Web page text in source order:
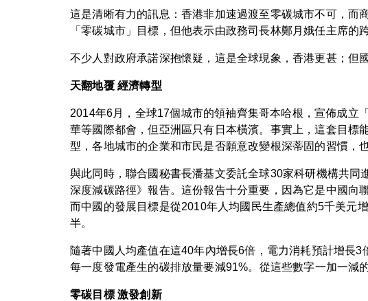
這是清晰有力的訊息：香港非加速過渡至零碳城市不可，
「零碳城市」目標，但他表示由政務司長林鄭月娥任主席
不少人對政府承諾深抱懷疑，這是全球現象，香港更甚；但
天翻地覆 經濟轉型
2014年6月，全球17個城市的領袖齊集哥本哈根，宣佈成立
華等國際都會，但亞洲區只有日本橫濱。事實上，這套目
型，各地城市的企業和市民是否願意改變根深蒂固的習慣，
與此同時，聯合國秘書長潘基文委託全球30家科研機構共
深度減碳路徑》報告。這份報告十分重要，因為它是中國向
而中國的發展目標是從2010年人均國民生產總值約5千美元
半。
隨著中國人均產值在這40年內增長6倍，電力消耗預計增長
每一度發電產生的碳排放量要減91%。從這些數字一加一減
零碳目標 激發創新